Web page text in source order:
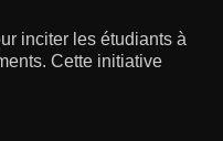
inciter les étudiants à
Cette initiative